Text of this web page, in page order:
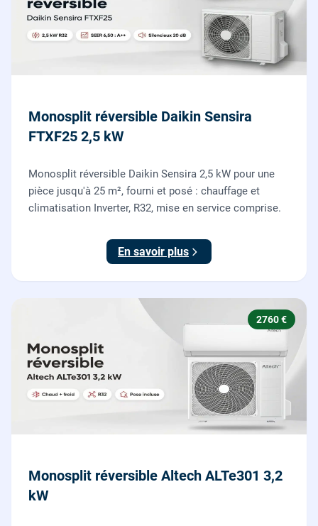
Monosplit réversible Daikin Sensira
FTXF25 2,5 kW
Monosplit réversible Daikin Sensira 2,5 kW pour une
pièce jusqu'à 25 m², fourni et posé : chauffage et
climatisation Inverter, R32, mise en service comprise.
En savoir plus
2760 €
Monosplit réversible Altech ALTe301 3,2
kW